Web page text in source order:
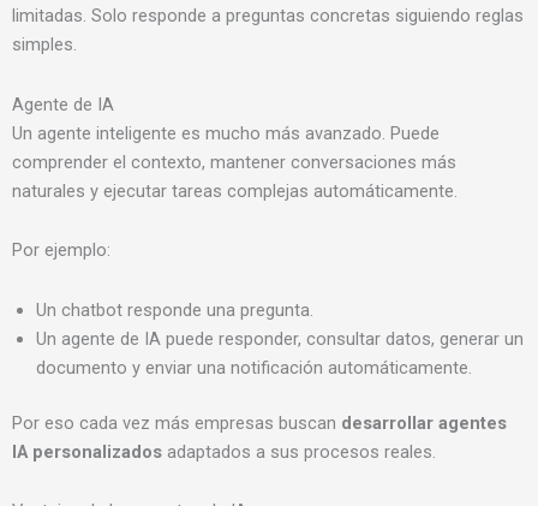
limitadas. Solo responde a preguntas concretas siguiendo reglas
simples.
Agente de IA
Un agente inteligente es mucho más avanzado. Puede
comprender el contexto, mantener conversaciones más
naturales y ejecutar tareas complejas automáticamente.
Por ejemplo:
Un chatbot responde una pregunta.
Un agente de IA puede responder, consultar datos, generar un
documento y enviar una notificación automáticamente.
Por eso cada vez más empresas buscan desarrollar agentes
IA personalizados adaptados a sus procesos reales.